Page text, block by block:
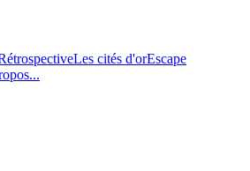
Les cités d'orEscape